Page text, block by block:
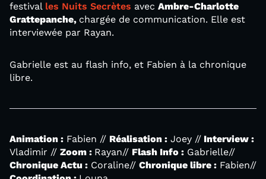
festival les Nuits Secrètes avec Ambre-Charlotte
Grattepanche, chargée de communication. Elle est
interviewée par Rayan.
Gabrielle est au flash info, et Fabien à la chronique
libre.
Animation : Fabien // Réalisation : Joey // Interview :
Vladimir // Zoom : Rayan// Flash Info : Gabrielle//
Chronique Actu : Coraline// Chronique libre : Fabien//